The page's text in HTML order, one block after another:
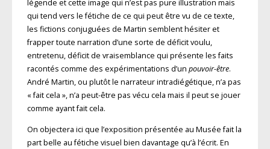
légende et cette image qui n’est pas pure illustration mais
qui tend vers le fétiche de ce qui peut être vu de ce texte,
les fictions conjuguées de Martin semblent hésiter et
frapper toute narration d’une sorte de déficit voulu,
entretenu, déficit de vraisemblance qui présente les faits
racontés comme des expérimentations d’un pouvoir-être.
André Martin, ou plutôt le narrateur intradiégétique, n’a pas
« fait cela », n’a peut-être pas vécu cela mais il peut se jouer
comme ayant fait cela.
On objectera ici que l’exposition présentée au Musée fait la
part belle au fétiche visuel bien davantage qu’à l’écrit. En